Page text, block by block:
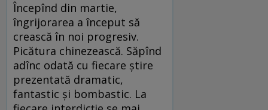
Începînd din martie,
îngrijorarea a început să
crească în noi progresiv.
Picătura chinezească. Săpînd
adînc odată cu fiecare știre
prezentată dramatic,
fantastic și bombastic. La